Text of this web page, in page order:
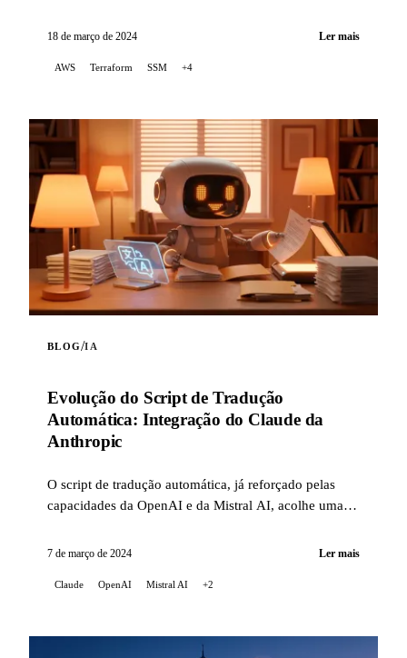
orquestrar a infraestrutura...
18 de março de 2024 Ler mais
AWS Terraform SSM +4
BLOG/IA
Evolução do Script de Tradução
Automática: Integração do Claude da
Anthropic
O script de tradução automática, já reforçado pelas
capacidades da OpenAI e da Mistral AI, acolhe uma
7 de março de 2024 Ler mais
Claude OpenAI Mistral AI +2